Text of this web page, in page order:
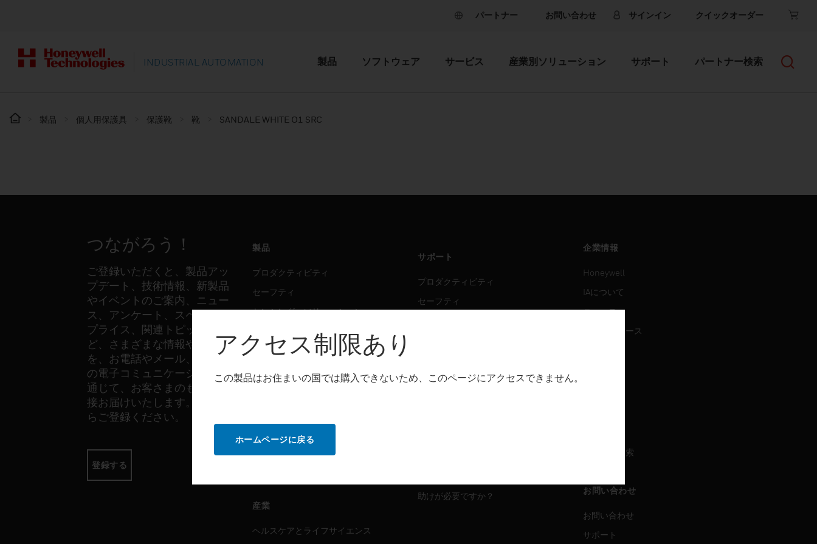
パートナー お問い合わせ サインイン クイックオーダー
INDUSTRIAL AUTOMATION 製品 ソフトウェア サービス 産業別ソリューション サポート パートナー検索
製品 個人用保護具 保護靴 靴 SANDALE WHITE O1 SRC
つながろう！
ご登録いただくと、製品アッ
プデート、技術情報、新製品
やイベントのご案内、ニュー
ス、アンケート、スペシャル
プライス、関連トピックな
ど、さまざまな情報やご案内
を、お電話やメール、その他
の電子コミュニケーションを
通じて、お客さまのもとへ直
接お届けいたします。以下か
らご登録ください。
登録する
製品
プロダクティビティ
セーフティ
センシング・ソリューション
ソフトウェア
プロダクティビティ
プロダクティビティ
産業
ヘルスケアとライフサイエンス
サポート
プロダクティビティ
セーフティ
プロダクティビティ
助けが必要ですか？
企業情報
Honeywell
IAについて
ニュース
プレスリリース
求人情報検索
お問い合わせ
お問い合わせ
サポート
アクセス制限あり
この製品はお住まいの国では購入できないため、このページにアクセスできません。
ホームページに戻る